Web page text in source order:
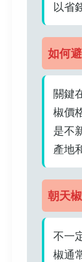
以省
如何
關鍵
椒價
是不
產地
朝天
不一
椒通